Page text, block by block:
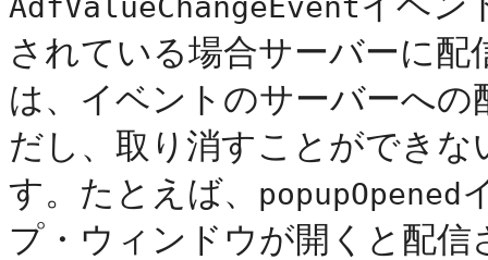
されている場合サーバーに
は、イベントのサーバーへ
だし、取り消すことができ
す。たとえば、
popupOpened
プ・ウィンドウが開くと配